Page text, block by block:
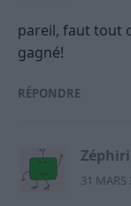
pareil, faut tout
gagné!
RÉPONDRE
31